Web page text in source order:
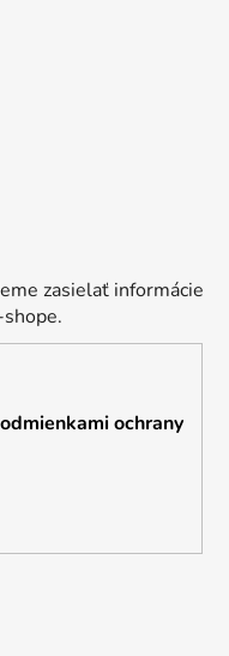
zasielať informácie
ochrany